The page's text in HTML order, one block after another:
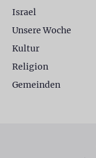
Israel
Unsere Woche
Kultur
Religion
Gemeinden